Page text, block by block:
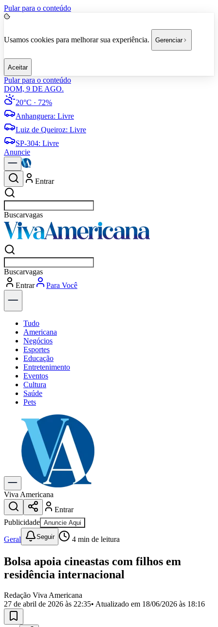
Pular para o conteúdo
Usamos cookies para melhorar sua experiência. Gerenciar
Aceitar
Pular para o conteúdo
DOM, 9 DE AGO.
20°C · 72%
Anhanguera: Livre
Luiz de Queiroz: Livre
SP-304: Livre
Anuncie
Entrar
Buscarvagas em Americana
Buscarvagas em Americana
Entrar
Descubra
Tudo
Americana
Negócios
Esportes
Educação
Entretenimento
Eventos
Cultura
Saúde
Pets
Explore Tudo
Últimas Notícias
Previsão do Tempo
Dia a Dia & Lazer
Gastronomia
Cinema & Shows
Para Sua Empresa
Anuncie no Portal
Cadastrar Empresa
Divulgar VagasNovo
Publicidade Legal
Eleições
Segurança
Saúde
Meio Ambiente
Obras
Viva Americana
Entrar
Publicidade Anuncie Aqui
Geral Seguir 4 min de leitura
Bolsa apoia cineastas com filhos em
residência internacional
Redação Viva Americana
27 de abril de 2026 às 22:35• Atualizado em 18/06/2026 às 18:16